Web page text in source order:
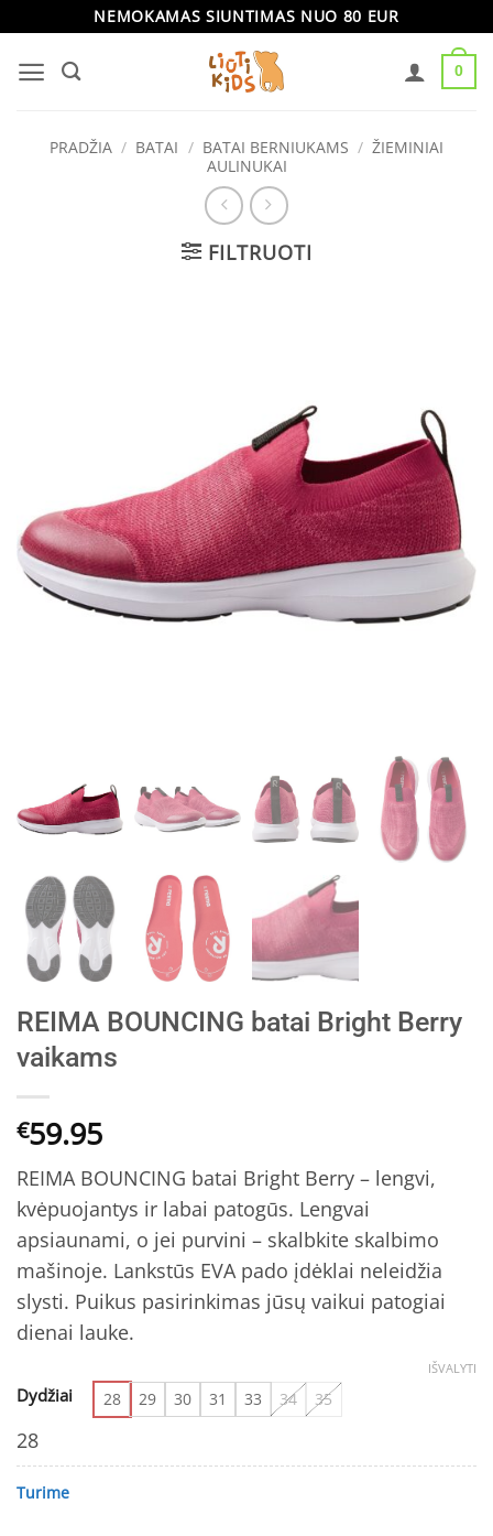
content
NEMOKAMAS SIUNTIMAS NUO 80 EUR
0
PRADŽIA / BATAI / BATAI BERNIUKAMS / ŽIEMINIAI
AULINUKAI
FILTRUOTI
REIMA BOUNCING batai Bright Berry
vaikams
€59.95
REIMA BOUNCING batai Bright Berry – lengvi,
kvėpuojantys ir labai patogūs. Lengvai
apsiaunami, o jei purvini – skalbkite skalbimo
mašinoje. Lankstūs EVA pado įdėklai neleidžia
slysti. Puikus pasirinkimas jūsų vaikui patogiai
dienai lauke.
Dydžiai 28 29 30 31 33 34 35
IŠVALYTI
28
Turime